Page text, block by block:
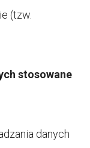
(tzw.
stosowane
danych